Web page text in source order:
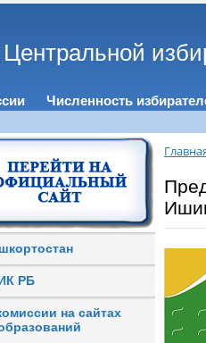
Центральной
Численность
РБ
на сайтах